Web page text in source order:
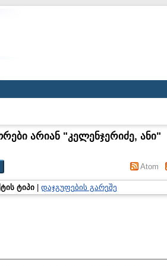
არიან "კელენჯერიძე, ანი"
Atom
ტიპი| დაჯგუფების გარეშე